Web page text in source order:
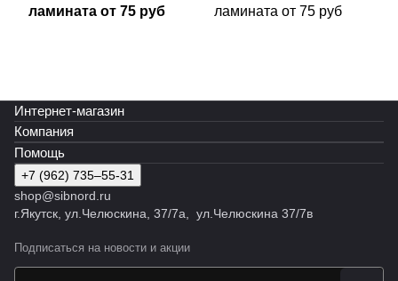
ламината от 75 руб
Интернет-магазин
Компания
Помощь
+7 (962) 735‒55-31
shop@sibnord.ru
​г.Якутск, ул.Челюскина, 37/7а, ул.Челюскина 37/7в
Подписаться на новости и акции